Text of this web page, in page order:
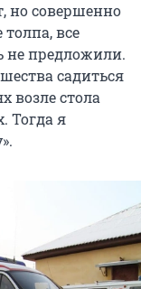
но совершенно
все
не предложили.
садиться
возле стола
Тогда я